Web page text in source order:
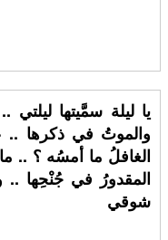
يا ليلة سمَّيتها
والموتُ في ذكرها ..
الغافلُ ما أمسُه ؟ ..
المقدورُ في جُنْحِها ..
شوقي